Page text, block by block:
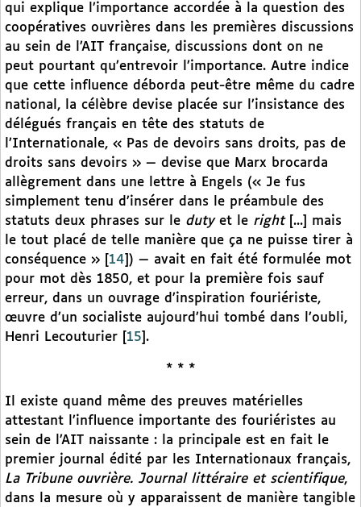
qui explique l’importance accordée à la question des
coopératives ouvrières dans les premières discussions
au sein de l’AIT française, discussions dont on ne
peut pourtant qu’entrevoir l’importance. Autre indice
que cette influence déborda peut-être même du cadre
national, la célèbre devise placée sur l’insistance des
délégués français en tête des statuts de
l’Internationale, « Pas de devoirs sans droits, pas de
droits sans devoirs » — devise que Marx brocarda
allègrement dans une lettre à Engels (« Je fus
simplement tenu d’insérer dans le préambule des
statuts deux phrases sur le dutyet le right[...] mais
le tout placé de telle manière que ça ne puisse tirer à
conséquence »
14 ) — avait en fait été formulée mot
pour mot dès 1850, et pour la première fois sauf
erreur, dans un ouvrage d’inspiration fouriériste,
œuvre d’un socialiste aujourd’hui tombé dans l’oubli,
Henri Lecouturier
15 .
* * *
Il existe quand même des preuves matérielles
attestant l’influence importante des fouriéristes au
sein de l’AIT naissante : la principale est en fait le
premier journal édité par les Internationaux français,
La Tribune ouvrière. Journal littéraire et scientifique,
dans la mesure où y apparaissent de manière tangible